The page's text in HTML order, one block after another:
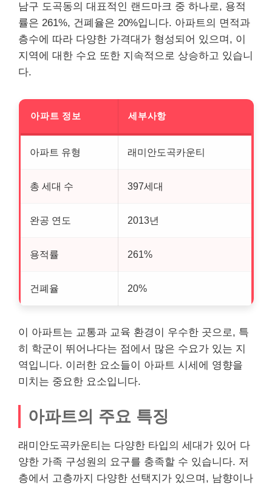
남구 도곡동의 대표적인 랜드마크 중 하나로, 용적
률은 261%, 건폐율은 20%입니다. 아파트의 면적과
층수에 따라 다양한 가격대가 형성되어 있으며, 이
지역에 대한 수요 또한 지속적으로 상승하고 있습니
다.
아파트 정보 세부사항
아파트 유형 래미안도곡카운티
총 세대 수 397세대
완공 연도 2013년
용적률 261%
건폐율 20%
이 아파트는 교통과 교육 환경이 우수한 곳으로, 특
히 학군이 뛰어나다는 점에서 많은 수요가 있는 지
역입니다. 이러한 요소들이 아파트 시세에 영향을
미치는 중요한 요소입니다.
아파트의 주요 특징
래미안도곡카운티는 다양한 타입의 세대가 있어 다
양한 가족 구성원의 요구를 충족할 수 있습니다. 저
층에서 고층까지 다양한 선택지가 있으며, 남향이나